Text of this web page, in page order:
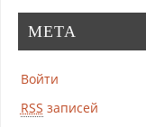
МЕТА
Войти
RSS записей